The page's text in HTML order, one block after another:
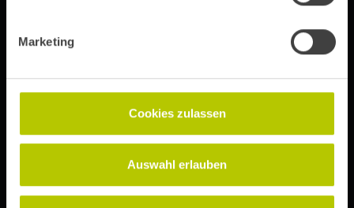
Marketing
Cookies zulassen
Auswahl erlauben
Anmelden
Datenschutzerklärungeinverstanden.